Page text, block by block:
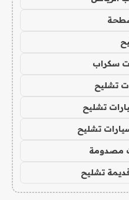
سكراب
تشليح
تشليح
تشليح
مصدومة
تشليح